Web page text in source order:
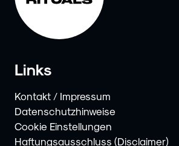
Links
Kontakt / Impressum
Datenschutzhinweise
Cookie Einstellungen
Haftungsausschluss (Disclaimer)